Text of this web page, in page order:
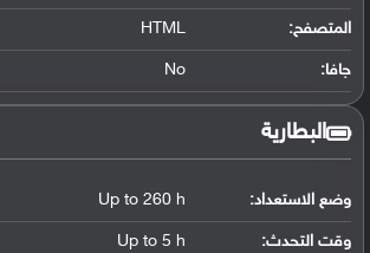
المتصفح: HTML
جافا: No
البطارية
وضع الاستعداد: Up to 260 h
وقت التحدث: Up to 5 h